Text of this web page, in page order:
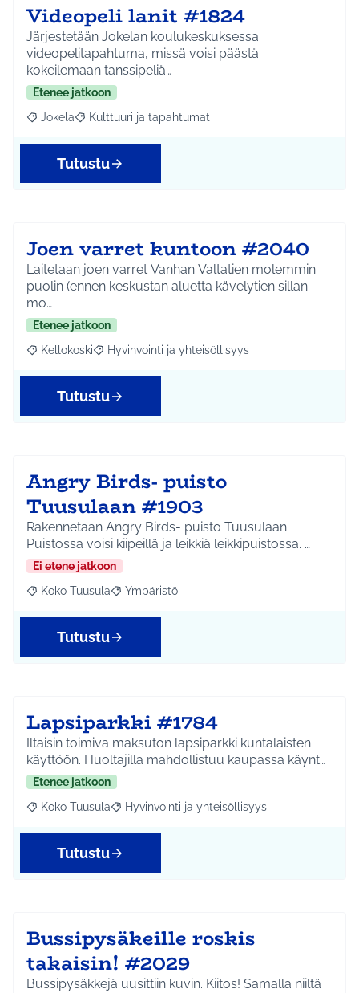
Videopeli lanit #1824
Järjestetään Jokelan koulukeskuksessa
videopelitapahtuma, missä voisi päästä
kokeilemaan tanssipeliä…
Etenee jatkoon
Rajaa tulokset aihepiirin mukaan: Jokela
Jokela Rajaa tulokset teeman mukaan: Kulttuuri ja
Kulttuuri ja tapahtumat
Tutustu
Joen varret kuntoon #2040
Laitetaan joen varret Vanhan Valtatien molemmin
puolin (ennen keskustan aluetta kävelytien sillan
mo…
Etenee jatkoon
Rajaa tulokset aihepiirin mukaan: Kellokoski
Kellokoski Rajaa tulokset teeman mukaan: Hyvinvointi ja
Hyvinvointi ja yhteisöllisyys
Tutustu
Angry Birds- puisto
Tuusulaan #1903
Rakennetaan Angry Birds- puisto Tuusulaan.
Puistossa voisi kiipeillä ja leikkiä leikkipuistossa. …
Ei etene jatkoon
Rajaa tulokset aihepiirin mukaan: Koko Tuusula
Koko Tuusula Rajaa tulokset teeman mukaan: Ympäristö
Ympäristö
Tutustu
Lapsiparkki #1784
Iltaisin toimiva maksuton lapsiparkki kuntalaisten
käyttöön. Huoltajilla mahdollistuu kaupassa käynt…
Etenee jatkoon
Rajaa tulokset aihepiirin mukaan: Koko Tuusula
Koko Tuusula Rajaa tulokset teeman mukaan: Hyvinvointi ja
Hyvinvointi ja yhteisöllisyys
Tutustu
Bussipysäkeille roskis
takaisin! #2029
Bussipysäkkejä uusittiin kuvin. Kiitos! Samalla niiltä